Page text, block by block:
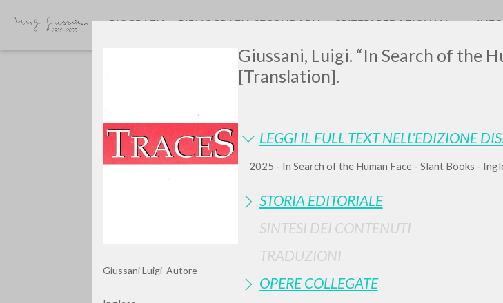
Giussani Luigi Autore
Giussani, Luigi. “In Search of the
[Translation].
LEGGI IL FULL TEXT NELL'EDIZIONE
2025 - In Search of the Human Face - Slant Books -
STORIA EDITORIALE
SINTESI DEI CONTENUTI
TRADUZIONI
OPERE COLLEGATE
BIOGRAFIA BIBLIOGRAFIA SECONDARIA CRITERI REDAZIONALI
Vuoi risultati ancora più precisi? Utilizza la
0
Visualizza dettagli per
TIPOLOGIA OPERA LINGUA